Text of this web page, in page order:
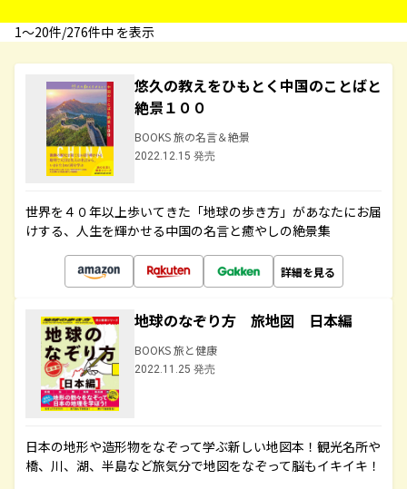
1〜20件/276件中 を表示
悠久の教えをひもとく中国のことばと
絶景１００
BOOKS 旅の名言＆絶景
2022.12.15 発売
世界を４０年以上歩いてきた「地球の歩き方」があなたにお届
けする、人生を輝かせる中国の名言と癒やしの絶景集
詳細を見る
地球のなぞり方 旅地図 日本編
BOOKS 旅と健康
2022.11.25 発売
日本の地形や造形物をなぞって学ぶ新しい地図本！観光名所や
橋、川、湖、半島など旅気分で地図をなぞって脳もイキイキ！